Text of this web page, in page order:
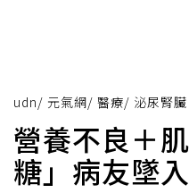
udn/ 元氣網/ 醫療/ 泌尿腎臟
營養不良＋
糖」病友墜